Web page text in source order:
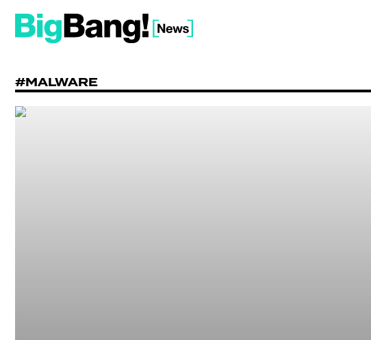
#MALWARE